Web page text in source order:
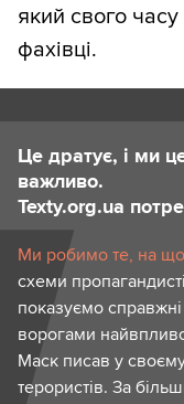
який свого часу
фахівці.
Це дратує, і ми
важливо.
Texty.org.ua
Ми робимо те, на
схеми
показуємо
ворогами
Маск писав у
терористів. За